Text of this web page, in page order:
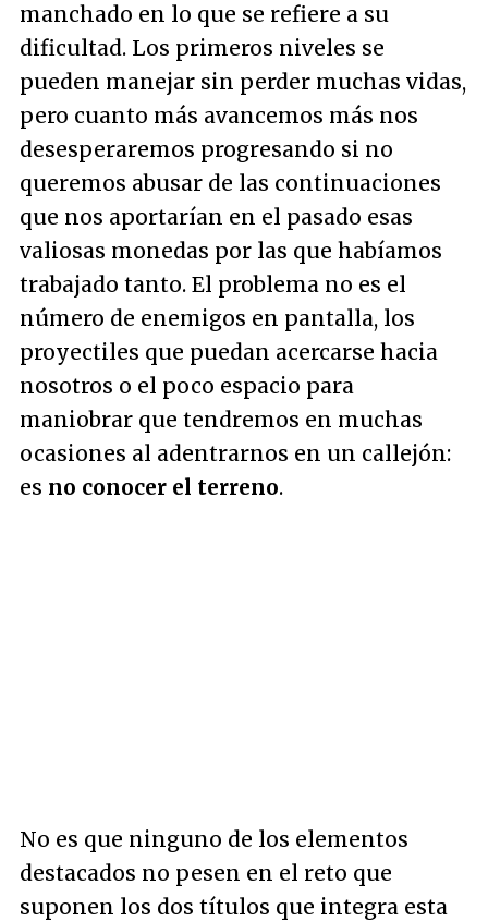
manchado en lo que se refiere a su
dificultad. Los primeros niveles se
pueden manejar sin perder muchas vidas,
pero cuanto más avancemos más nos
desesperaremos progresando si no
queremos abusar de las continuaciones
que nos aportarían en el pasado esas
valiosas monedas por las que habíamos
trabajado tanto. El problema no es el
número de enemigos en pantalla, los
proyectiles que puedan acercarse hacia
nosotros o el poco espacio para
maniobrar que tendremos en muchas
ocasiones al adentrarnos en un callejón:
es no conocer el terreno.
No es que ninguno de los elementos
destacados no pesen en el reto que
suponen los dos títulos que integra esta